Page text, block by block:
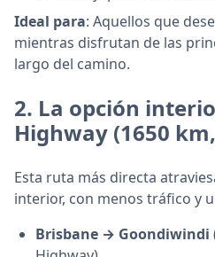
Ideal para: Aquellos que
mientras disfrutan de las
largo del camino.
2. La opción
Highway (1650
Esta ruta más directa
interior, con menos tráfico y
Brisbane → Goondiwindi